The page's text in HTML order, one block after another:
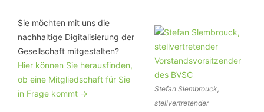
Stefan Slembrouck,
stellvertretender
Sie möchten mit uns die
nachhaltige Digitalisierung der
Gesellschaft mitgestalten?
Hier können Sie herausfinden,
ob eine Mitgliedschaft für Sie
in Frage kommt ->